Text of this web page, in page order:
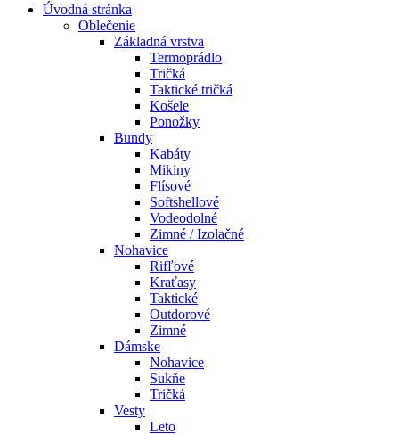
Úvodná stránka
Oblečenie
Základná vrstva
Termoprádlo
Tričká
Taktické tričká
Košele
Ponožky
Bundy
Kabáty
Mikiny
Flísové
Softshellové
Vodeodolné
Zimné / Izolačné
Nohavice
Rifľové
Kraťasy
Taktické
Outdorové
Zimné
Dámske
Nohavice
Sukňe
Tričká
Vesty
Leto